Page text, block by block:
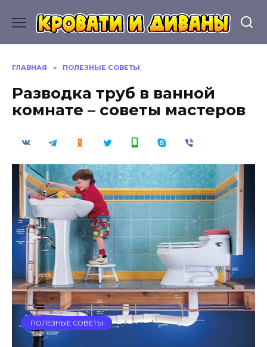
содержанию
ГЛАВНАЯ » ПОЛЕЗНЫЕ СОВЕТЫ
Разводка труб в ванной
комнате – советы мастеров
ПОЛЕЗНЫЕ СОВЕТЫ